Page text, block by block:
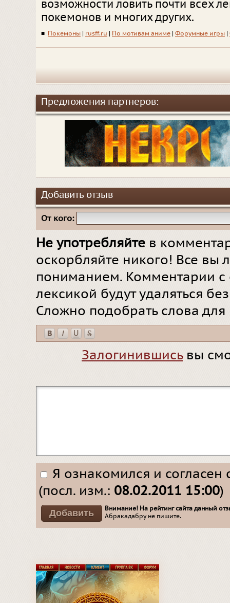
возможности ловить почти всех
покемонов и многих других.
■ Покемоны rusff.ru По мотивам аниме Форумные игры
Предложения партнеров:
Добавить отзыв
От кого:
Не употребляйте в
оскорбляйте никого! Все вы
пониманием. Комментарии
лексикой будут удаляться
Сложно подобрать слова
Залогинившисьвы
Я ознакомился и согласен
(посл. изм.: 08.02.2011 15:00)
Внимание! На рейтинг сайта данный
Абракадабру не пишите.